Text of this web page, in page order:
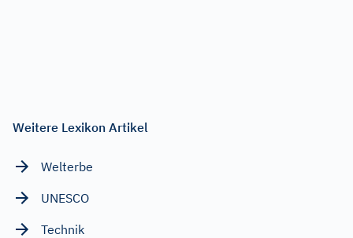
Weitere Lexikon Artikel
Welterbe
UNESCO
Technik